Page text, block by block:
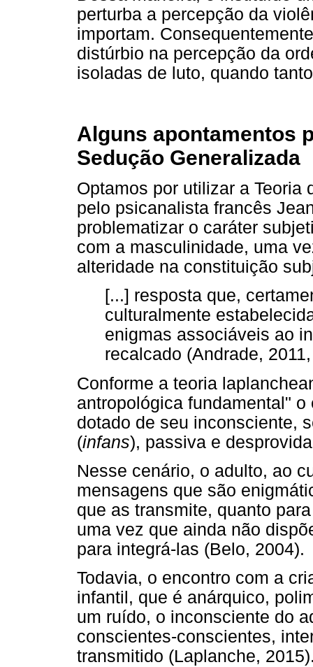
perturba a percepção da
importam.
distúrbio na percepção da
isoladas de luto, quando
Alguns apontamentos
Sedução Generalizada
Optamos por utilizar a Teoria
pelo psicanalista francês
problematizar o caráter
com a masculinidade, uma
alteridade na constituição
[...] resposta que,
culturalmente
enigmas associáveis ao
recalcado (Andrade,
Conforme a teoria
antropológica fundamental"
dotado de seu inconsciente,
(infans), passiva e
Nesse cenário, o adulto, ao
mensagens que são
que as transmite, quanto
uma vez que ainda não
para integrá-las (Belo, 2004).
Todavia, o encontro com a
infantil, que é anárquico,
um ruído, o inconsciente do
conscientes-conscientes,
transmitido (Laplanche,